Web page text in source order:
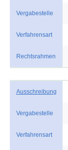
Vergabestelle
Verfahrensart
Rechtsrahmen
Ausschreibung
Vergabestelle
Verfahrensart